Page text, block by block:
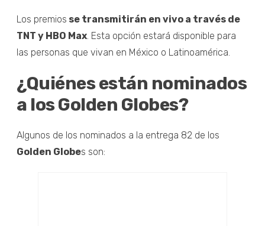
Los premios se transmitirán en vivo a través de
TNT y HBO Max . Esta opción estará disponible para
las personas que vivan en México o Latinoamérica.
¿Quiénes están nominados
a los Golden Globes?
Algunos de los nominados a la entrega 82 de los
Golden Globes son: